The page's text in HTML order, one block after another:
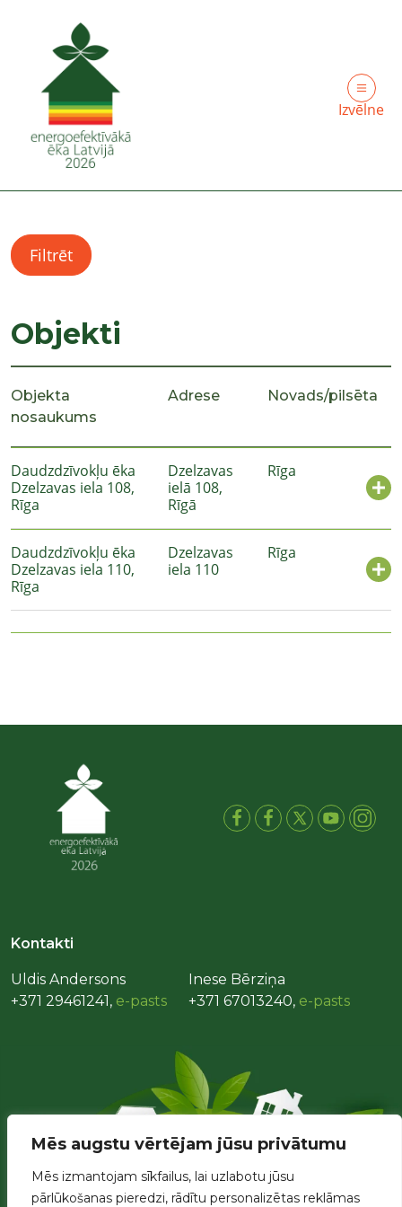
Mēs augstu vērtējam jūsu privātumu
Mēs izmantojam sīkfailus, lai uzlabotu jūsu
pārlūkošanas pieredzi, rādītu personalizētas reklāmas
Izvēlne
Filtrēt
Objekti
Objekta
nosaukums
Adrese Novads/pilsēta
Daudzdzīvokļu ēka
Dzelzavas iela 108,
Rīga
Dzelzavas
ielā 108,
Rīgā
Rīga
Daudzdzīvokļu ēka
Dzelzavas iela 110,
Rīga
Dzelzavas
iela 110
Rīga
Kontakti
Uldis Andersons
+371 29461241, e-pasts
Inese Bērziņa
+371 67013240, e-pasts